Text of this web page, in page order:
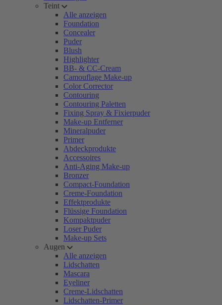
Teint
Alle anzeigen
Foundation
Concealer
Puder
Blush
Highlighter
BB- & CC-Cream
Camouflage Make-up
Color Corrector
Contouring
Contouring Paletten
Fixing Spray & Fixierpuder
Make-up Entferner
Mineralpuder
Primer
Abdeckprodukte
Accessoires
Anti-Aging Make-up
Bronzer
Compact-Foundation
Creme-Foundation
Effektprodukte
Flüssige Foundation
Kompaktpuder
Loser Puder
Make-up Sets
Augen
Alle anzeigen
Lidschatten
Mascara
Eyeliner
Creme-Lidschatten
Lidschatten-Primer